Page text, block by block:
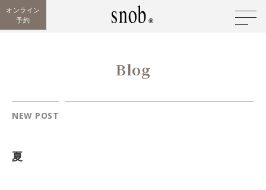
オンライン
予約
Blog
NEW POST
夏